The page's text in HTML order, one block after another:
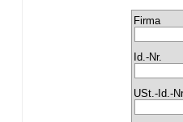
Firma
Id.-Nr.
USt.-Id.-